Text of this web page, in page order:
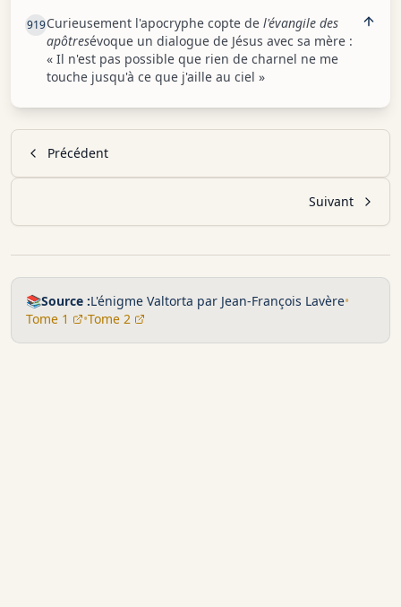
919Curieusement l'apocryphe copte de l'évangile des
apôtresévoque un dialogue de Jésus avec sa mère :
« Il n'est pas possible que rien de charnel ne me
touche jusqu'à ce que j'aille au ciel »
Précédent
Suivant
📚Source :L'énigme Valtorta par Jean-François Lavère•
Tome 1
•Tome 2